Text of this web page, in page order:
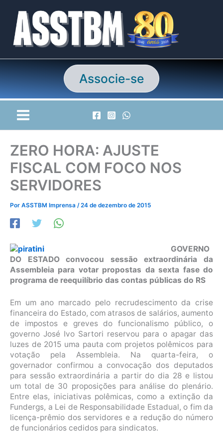
conteúdo
Associe-se
ZERO HORA: AJUSTE
FISCAL COM FOCO NOS
SERVIDORES
Por ASSTBM Imprensa /24 de dezembro de 2015
GOVERNO
DO ESTADO convocou sessão extraordinária da
Assembleia para votar propostas da sexta fase do
programa de reequilíbrio das contas públicas do RS
Em um ano marcado pelo recrudescimento da crise
financeira do Estado, com atrasos de salários, aumento
de impostos e greves do funcionalismo público, o
governo José Ivo Sartori reservou para o apagar das
luzes de 2015 uma pauta com projetos polêmicos para
votação pela Assembleia. Na quarta-feira, o
governador confirmou a convocação dos deputados
para sessão extraordinária a partir do dia 28 e listou
um total de 30 proposições para análise do plenário.
Entre elas, iniciativas polêmicas, como a extinção da
Fundergs, a Lei de Responsabilidade Estadual, o fim da
licença-prêmio dos servidores e a redução do número
de funcionários cedidos para sindicatos.